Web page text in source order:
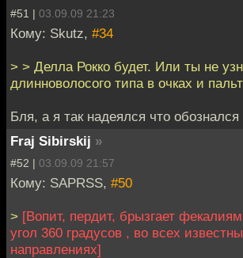
#51 | 03.09.09 21:23
Кому: Skutz, #34
> > Делла Рокко будет. Или ты не
длинноволосого типа в очках и
Бля, а я так надеялся что обознался
Fraj Sibirskij »
#52 | 03.09.09 21:57
Кому: SAPRSS, #50
> [Вопит, пердит, брызгает
угол 360 градусов , во всех
направлениях]